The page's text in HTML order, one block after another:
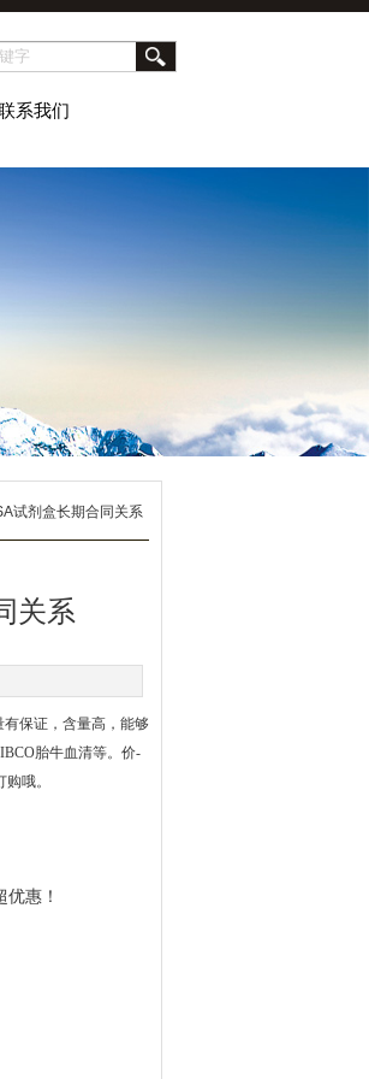
系我们
试剂盒长期合同关系
关系
保证，含量高，能够
胎牛血清等。价-
哦。
惠！